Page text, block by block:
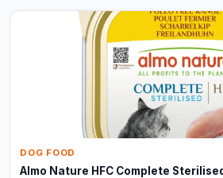
DOG FOOD
Almo Nature HFC Complete